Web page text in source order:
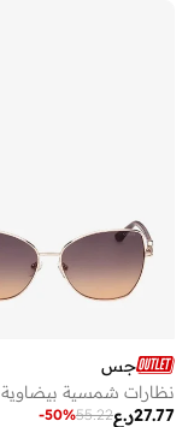
جس
نظارات شمسية بيضاوية
ر.ع27.77
55.22
-50%